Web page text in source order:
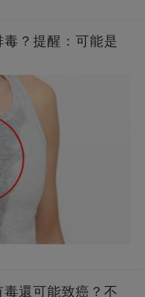
？提醒：可能是
還可能致癌？不